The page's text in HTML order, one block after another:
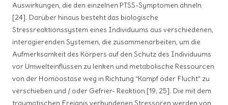
Auswirkungen, die den einzelnen PTSS-Symptomen ähneln
[24]. Darüber hinaus besteht das biologische
Stressreaktionssystem eines Individuums aus verschiedenen,
interagierenden Systemen, die zusammenarbeiten, um die
Aufmerksamkeit des Körpers auf den Schutz des Individuums
vor Umwelteinflüssen zu lenken und metabolische Ressourcen
von der Homöostase weg in Richtung “Kampf oder Flucht” zu
verschieben und / oder Gefrier- Reaktion [19, 25]. Die mit dem
traumatischen Ereignis verbundenen Stressoren werden von